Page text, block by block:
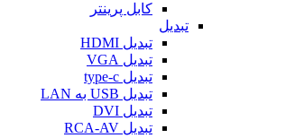
کابل پرینتر
تبدیل
تبدیل HDMI
تبدیل VGA
تبدیل type-c
تبدیل USB به LAN
تبدیل DVI
تبدیل RCA-AV